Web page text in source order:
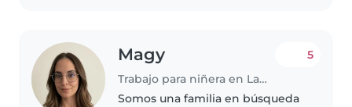
Magy
Trabajo para niñera en Lambaré
5
Somos una familia en búsqueda